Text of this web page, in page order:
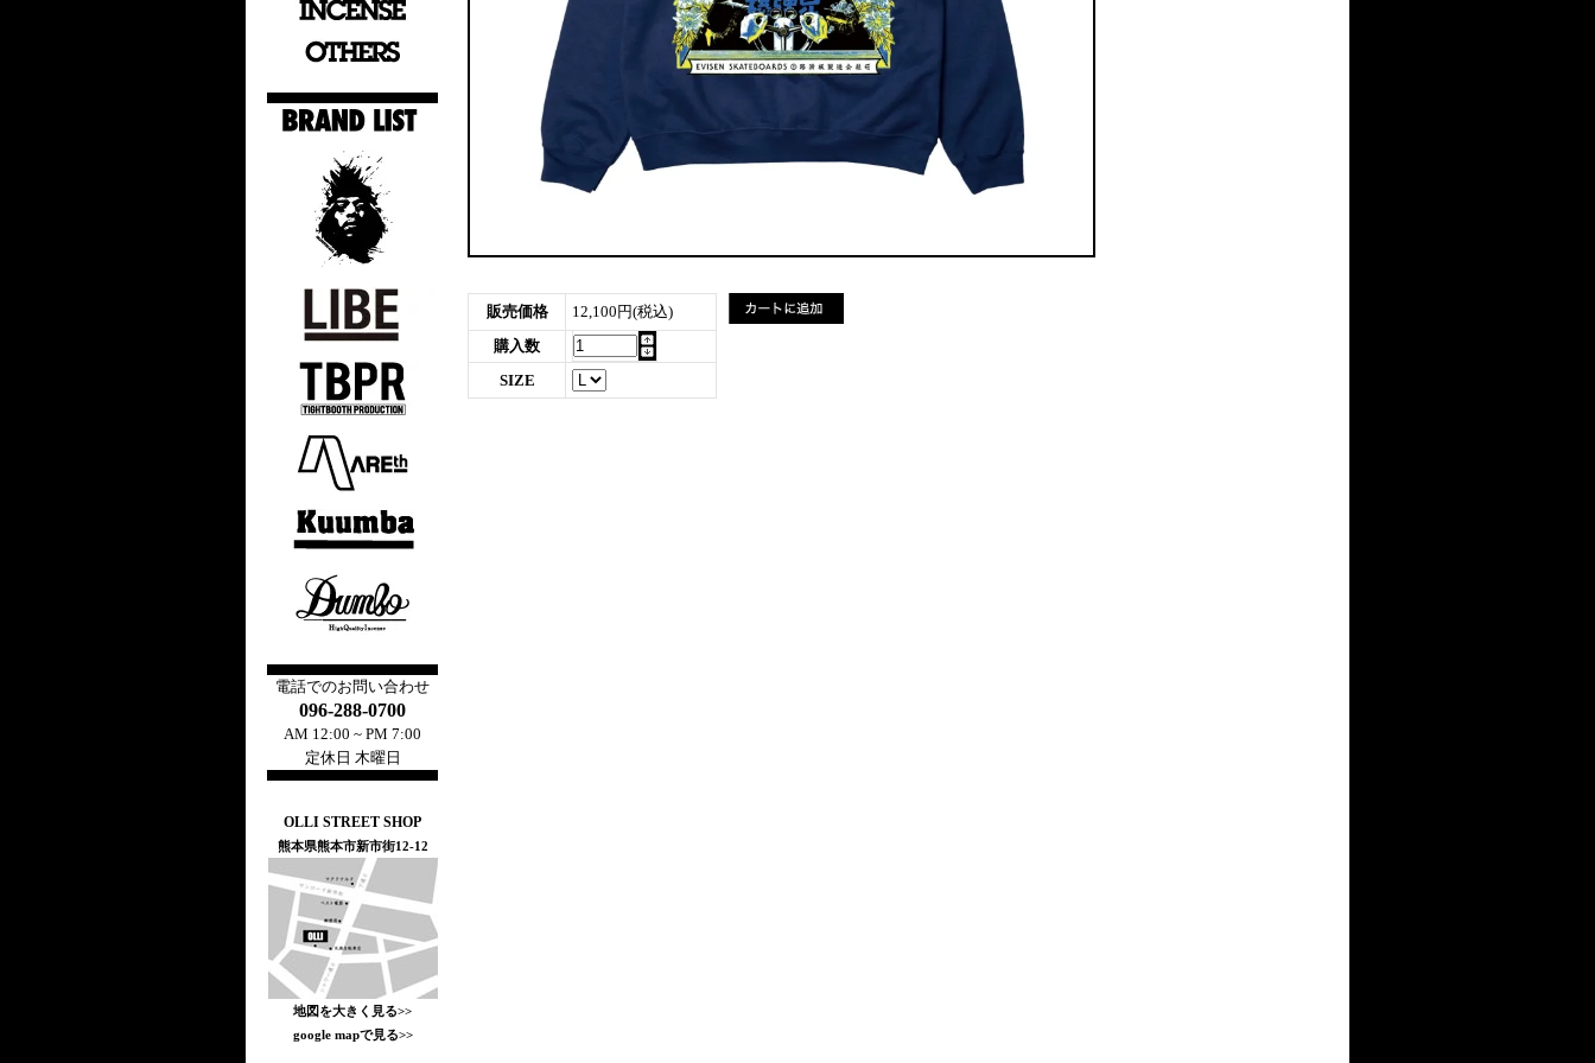
電話でのお問い合わせ
096-288-0700
AM 12:00 ~ PM 7:00
定休日 木曜日
OLLI STREET SHOP
熊本県熊本市新市街12-12
地図を大きく見る>>
google mapで見る>>
販売価格
12,100円(税込)
購入数
SIZE